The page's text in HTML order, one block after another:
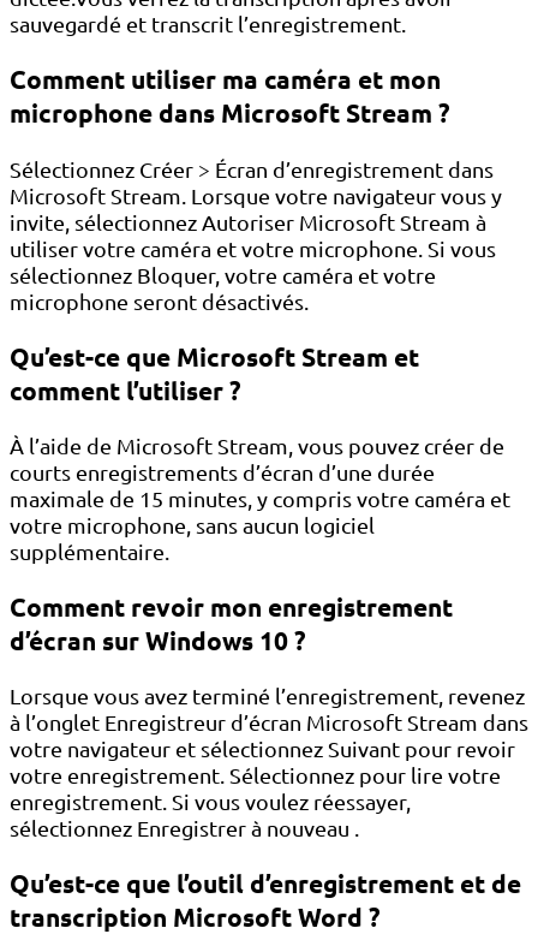
sauvegardé et transcrit l’enregistrement.
Comment utiliser ma caméra et mon
microphone dans Microsoft Stream ?
Sélectionnez Créer > Écran d’enregistrement dans
Microsoft Stream. Lorsque votre navigateur vous y
invite, sélectionnez Autoriser Microsoft Stream à
utiliser votre caméra et votre microphone. Si vous
sélectionnez Bloquer, votre caméra et votre
microphone seront désactivés.
Qu’est-ce que Microsoft Stream et
comment l’utiliser ?
À l’aide de Microsoft Stream, vous pouvez créer de
courts enregistrements d’écran d’une durée
maximale de 15 minutes, y compris votre caméra et
votre microphone, sans aucun logiciel
supplémentaire.
Comment revoir mon enregistrement
d’écran sur Windows 10 ?
Lorsque vous avez terminé l’enregistrement, revenez
à l’onglet Enregistreur d’écran Microsoft Stream dans
votre navigateur et sélectionnez Suivant pour revoir
votre enregistrement. Sélectionnez pour lire votre
enregistrement. Si vous voulez réessayer,
sélectionnez Enregistrer à nouveau .
Qu’est-ce que l’outil d’enregistrement et de
transcription Microsoft Word ?